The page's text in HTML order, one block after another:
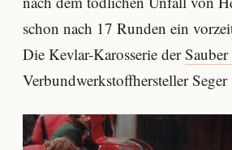
schon nach 17 Runden ein
Die Kevlar-Karosserie der
Verbundwerkstoffhersteller